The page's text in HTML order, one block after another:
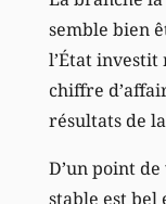
semble bien
l’État investit
chiffre
résultats de
D’un point
stable est bel